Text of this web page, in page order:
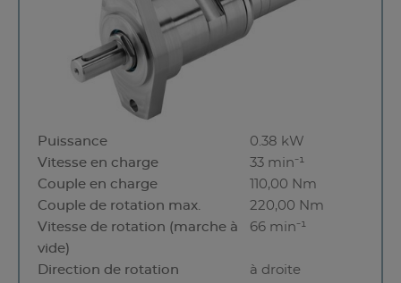
Puissance
0.38 kW
Vitesse en charge
33 min⁻¹
Couple en charge
110,00 Nm
Couple de rotation max.
220,00 Nm
Vitesse de rotation (marche à
vide)
66 min⁻¹
Direction de rotation
à droite